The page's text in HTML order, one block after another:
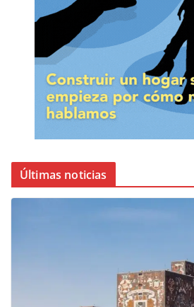
Últimas noticias